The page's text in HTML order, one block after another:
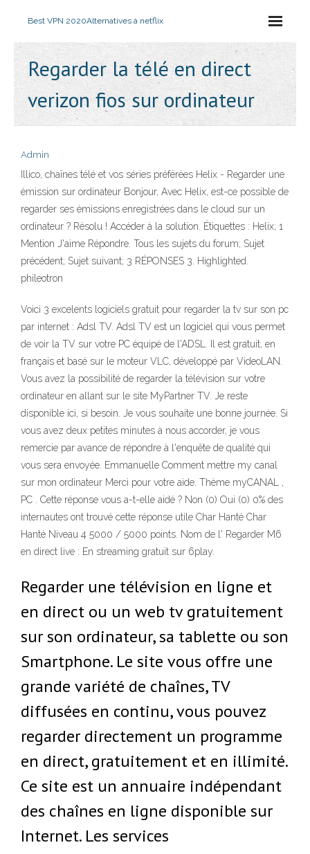
Best VPN 2020Alternatives à netflix
Regarder la télé en direct
verizon fios sur ordinateur
Admin
Illico, chaînes télé et vos séries préférées Helix - Regarder une
émission sur ordinateur Bonjour, Avec Helix, est-ce possible de
regarder ses émissions enregistrées dans le cloud sur un
ordinateur ? Résolu ! Accéder à la solution. Étiquettes : Helix; 1
Mention J'aime Répondre. Tous les sujets du forum; Sujet
précédent; Sujet suivant; 3 RÉPONSES 3. Highlighted.
phileotron
Voici 3 excelents logiciels gratuit pour regarder la tv sur son pc
par internet : Adsl TV. Adsl TV est un logiciel qui vous permet
de voir la TV sur votre PC équipé de l'ADSL. Il est gratuit, en
français et basé sur le moteur VLC, développé par VideoLAN.
Vous avez la possibilité de regarder la télévision sur votre
ordinateur en allant sur le site MyPartner TV. Je reste
disponible ici, si besoin. Je vous souhaite une bonne journée. Si
vous avez deux petites minutes à nous accorder, je vous
remercie par avance de répondre à l'enquête de qualité qui
vous sera envoyée. Emmanuelle Comment mettre my canal
sur mon ordinateur Merci pour votre aide. Thème myCANAL ,
PC . Cette réponse vous a-t-elle aidé ? Non (0) Oui (0) 0% des
internautes ont trouvé cette réponse utile Char Hanté Char
Hanté Niveau 4 5000 / 5000 points. Nom de l' Regarder M6
en direct live : En streaming gratuit sur 6play.
Regarder une télévision en ligne et
en direct ou un web tv gratuitement
sur son ordinateur, sa tablette ou son
Smartphone. Le site vous offre une
grande variété de chaînes, TV
diffusées en continu, vous pouvez
regarder directement un programme
en direct, gratuitement et en illimité.
Ce site est un annuaire indépendant
des chaînes en ligne disponible sur
Internet. Les services